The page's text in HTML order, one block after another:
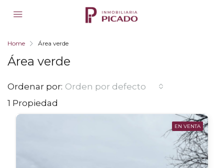
Home Área verde
Área verde
1 Propiedad
Ordenar por: Orden por defecto
EN VENTA